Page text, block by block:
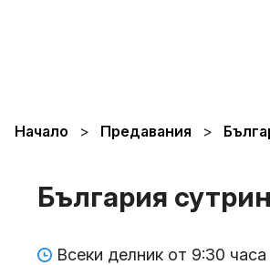
Начало Предавания
България сутрин
Всеки делник от 9:30 часа